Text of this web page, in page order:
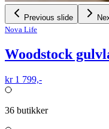
Previous slide
Nova Life
Woodstock
kr 1 799,-
36 butikker